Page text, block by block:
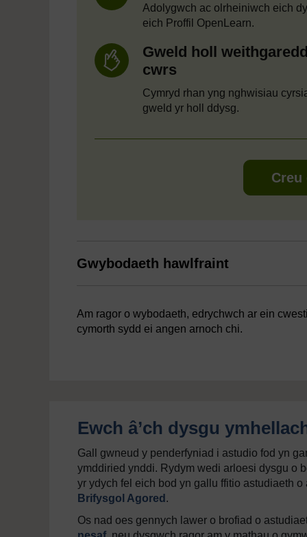
Adolygwch ac olrheiniwch eich
eich Proffil OpenLearn.
Gweld holl
cwrs
Cymryd rhan yng nghwisiau
gweld yr holl ddysg.
Gwybodaeth hawlfraint
Am ragor o wybodaeth, edrychwch ar ein
cymorth sydd ei angen arnoch chi.
Ewch â’ch dysgu
Gall gwneud y penderfyniad i astudio fod yn
ymddiried ynddi. Rydym wedi arloesi dysgu o
yr ydych fel eich bod yn gallu ffitio astudiaeth
Brifysgol Agored .
Os nad oes gennych lawer o brofiad o